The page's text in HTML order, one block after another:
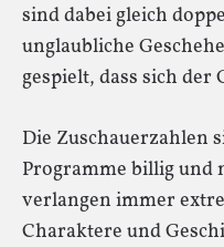
sind dabei gleich
unglaubliche
gespielt, dass sich
Die Zuschauerzahlen
Programme billig und
verlangen immer
Charaktere und